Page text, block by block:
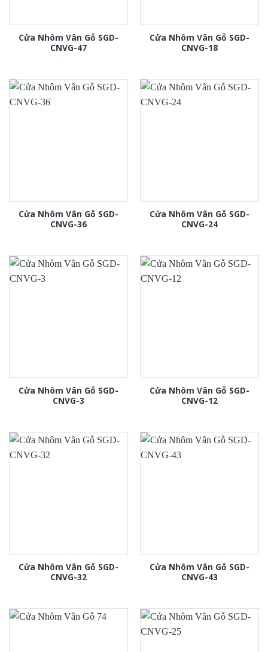
Cửa Nhôm Vân Gỗ SGD-
CNVG-47
Cửa Nhôm Vân Gỗ SGD-
CNVG-18
Cửa Nhôm Vân Gỗ SGD-
CNVG-36
Cửa Nhôm Vân Gỗ SGD-
CNVG-24
Cửa Nhôm Vân Gỗ SGD-
CNVG-3
Cửa Nhôm Vân Gỗ SGD-
CNVG-12
Cửa Nhôm Vân Gỗ SGD-
CNVG-32
Cửa Nhôm Vân Gỗ SGD-
CNVG-43